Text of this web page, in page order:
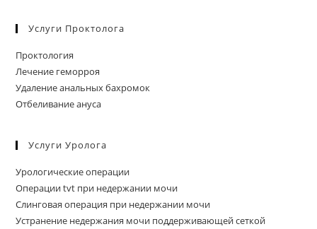
Услуги Проктолога
Проктология
Лечение геморроя
Удаление анальных бахромок
Отбеливание ануса
Услуги Уролога
Урологические операции
Операции tvt при недержании мочи
Слинговая операция при недержании мочи
Устранение недержания мочи поддерживающей сеткой